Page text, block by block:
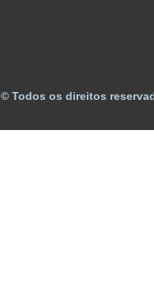
© Todos os direitos